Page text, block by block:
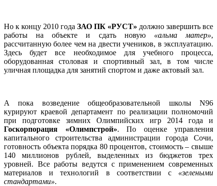
Но к концу 2010 года ЗАО ПК «РУСТ» должно завершить все
работы на объекте и сдать новую «альма матер»,
рассчитанную более чем на двести учеников, в эксплуатацию.
Здесь будет все необходимое для учебного процесса,
оборудованная столовая и спортивный зал, в том числе
уличная площадка для занятий спортом и даже актовый зал.
А пока возведение общеобразовательной школы N96
курируют краевой департамент по реализации полномочий
при подготовке зимних Олимпийских игр 2014 года и
Госкорпорация «Олимпстрой». По оценке управления
капитального строительства администрации города Сочи,
готовность объекта порядка 80 процентов, стоимость – свыше
140 миллионов рублей, выделенных из бюджетов трех
уровней. Все работы ведутся с применением современных
материалов и технологий в соответствии с «зелеными
стандартами».